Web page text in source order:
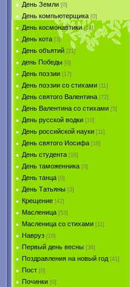
День Земли [0]
День компьютерщика [0]
День космонавтики [14]
День кота [3]
День объятий [21]
день Победы [0]
День поэзии [17]
День поэзии со стихами [11]
День святого Валентина [72]
День Валентина со стихами [5]
День русской водки [10]
День российской науки [11]
День святого Иосифа [16]
День студента [16]
День таможенника [0]
День танца [0]
День Татьяны [3]
Крещение [42]
Масленица [53]
Масленица со стихами [11]
Навруз [16]
Первый день весны [36]
Поздравления на новый год [41]
Пост [0]
Починки [0]